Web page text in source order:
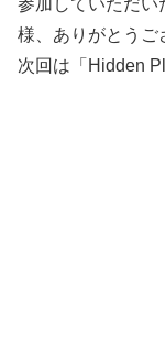
参加していただい
様、ありがとうご
次回は「Hidden